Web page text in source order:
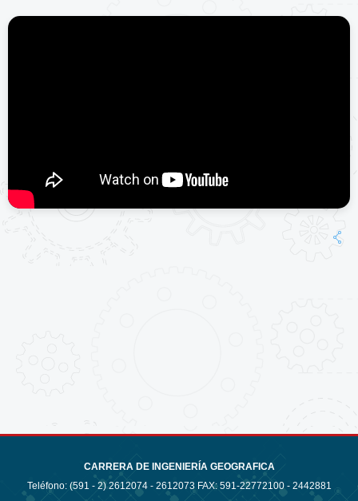
CARRERA DE INGENIERÍA GEOGRAFICA
Teléfono: (591 - 2) 2612074 - 2612073 FAX: 591-22772100 - 2442881